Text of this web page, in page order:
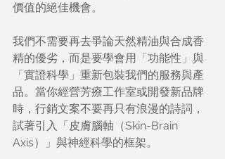
價值的絕佳機會。
我們不需要再去爭論天然精油與合成香
精的優劣，而是要學會用「功能性」與
「實證科學」重新包裝我們的服務與產
品。當你經營芳療工作室或開發新品牌
時，行銷文案不要再只有浪漫的詩詞，
試著引入「皮膚腦軸（Skin-Brain
Axis）」與神經科學的框架。